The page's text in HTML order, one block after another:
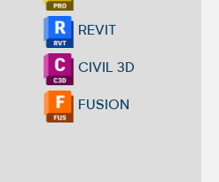
REVIT
CIVIL 3D
FUSION